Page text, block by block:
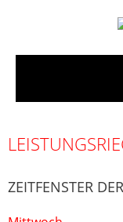
springen
ZEITFENSTER